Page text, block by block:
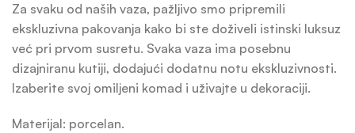
Za svaku od naših vaza, pažljivo smo pripremili
ekskluzivna pakovanja kako bi ste doživeli istinski luksuz
već pri prvom susretu. Svaka vaza ima posebnu
dizajniranu kutiji, dodajući dodatnu notu ekskluzivnosti.
Izaberite svoj omiljeni komad i uživajte u dekoraciji.
Materijal: porcelan.